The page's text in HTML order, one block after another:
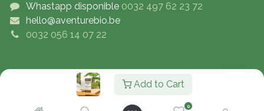
Add to Cart
0
Whastapp disponible0032 497 62 23 72
hello@aventurebio.be
0032 056 14 07 22
Copyright © Adventure4Bio
Nederlands (BE)